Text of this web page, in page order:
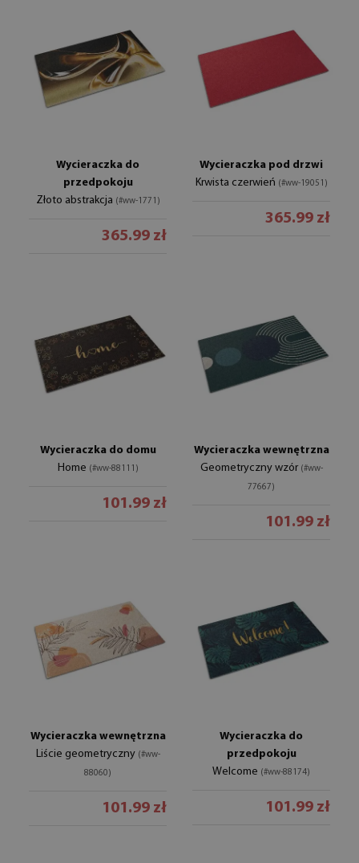
Wycieraczka do
przedpokoju
Złoto abstrakcja (#ww-1771)
365.99 zł
Wycieraczka pod drzwi
Krwista czerwień (#ww-19051)
365.99 zł
Wycieraczka do domu
Home (#ww-88111)
101.99 zł
Wycieraczka wewnętrzna
Geometryczny wzór (#ww-
77667)
101.99 zł
Wycieraczka wewnętrzna
Liście geometryczny (#ww-
88060)
101.99 zł
Wycieraczka do
przedpokoju
Welcome (#ww-88174)
101.99 zł